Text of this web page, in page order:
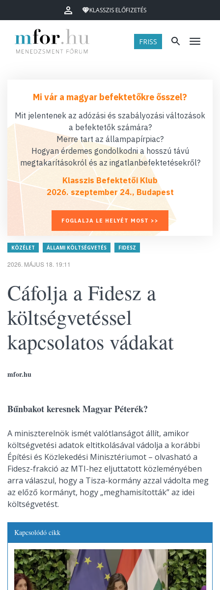
KLASSZIS ELŐFIZETÉS
FRISS Menü
Mi vár a magyar befektetőkre ősszel?
Mit jelentenek az adózási és szabályozási változások
a befektetők számára?
Merre tart az állampapírpiac?
Hogyan érdemes gondolkodni a hosszú távú
megtakarításokról és az ingatlanbefektetésekről?
Klasszis Befektetői Klub
2026. szeptember 24., Budapest
FOGLALJA LE HELYÉT MOST >>
KÖZÉLET ÁLLAMI KÖLTSÉGVETÉS FIDESZ
2026. MÁJUS 18. 19:11
Cáfolja a Fidesz a
költségvetéssel
kapcsolatos vádakat
mfor.hu
Bűnbakot keresnek Magyar Péterék?
A miniszterelnök ismét valótlanságot állít, amikor
költségvetési adatok eltitkolásával vádolja a korábbi
Építési és Közlekedési Minisztériumot – olvasható a
Fidesz-frakció az MTI-hez eljuttatott közleményében
arra válaszul, hogy a Tisza-kormány azzal vádolta meg
az előző kormányt, hogy „meghamisították” az idei
költségvetést.
Kapcsolódó cikk